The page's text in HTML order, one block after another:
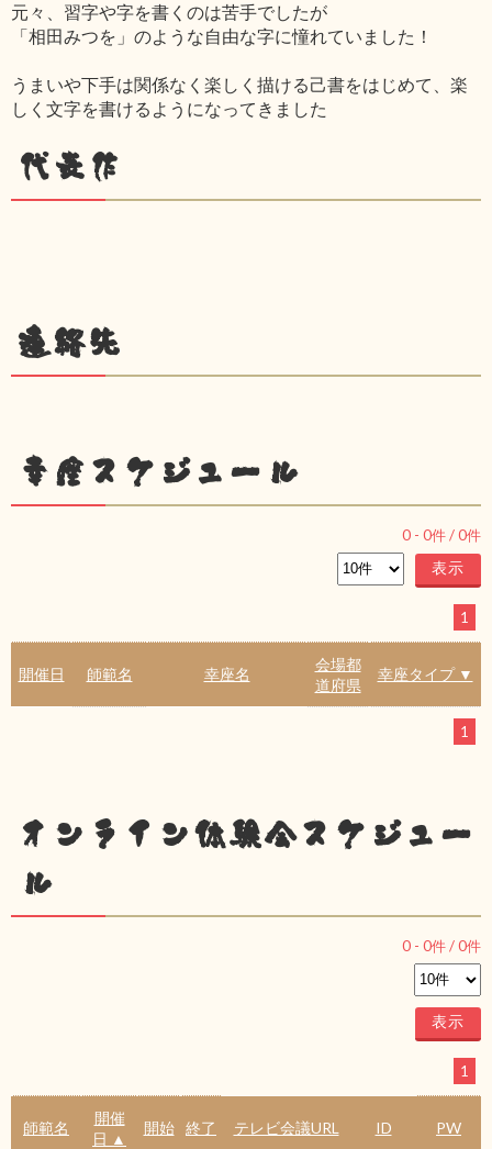
元々、習字や字を書くのは苦手でしたが
「相田みつを」のような自由な字に憧れていました！
うまいや下手は関係なく楽しく描ける己書をはじめて、楽
しく文字を書けるようになってきました
代表作
連絡先
幸座スケジュール
0 - 0件 /0件
1
開催日 師範名 幸座名
会場都
道府県
幸座タイプ ▼
1
オンライン体験会スケジュー
ル
0 - 0件 /0件
1
師範名
開催
日 ▲
開始 終了 テレビ会議URL ID PW